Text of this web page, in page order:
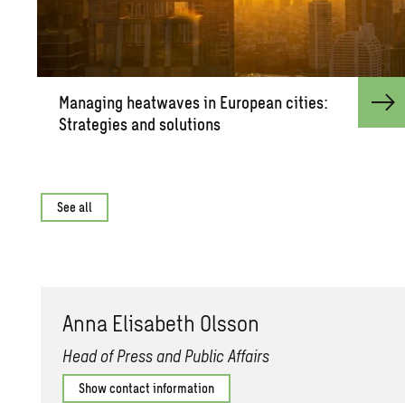
Man­ag­ing heat­waves in Eu­ro­pean cities:
Strate­gies and so­lu­tions
See all
Anna Elis­a­beth Ols­son
Head of Press and Public Affairs
Show contact information